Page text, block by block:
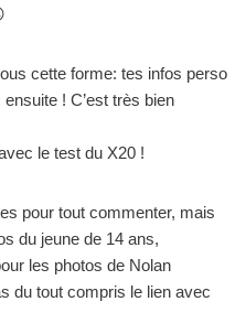
cette forme: tes infos perso
! C’est très bien
le test du X20 !
pour tout commenter, mais
du jeune de 14 ans,
les photos de Nolan
du tout compris le lien avec